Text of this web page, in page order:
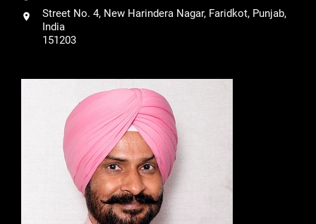
Street No. 4, New Harindera Nagar, Faridkot, Punjab,
India
151203